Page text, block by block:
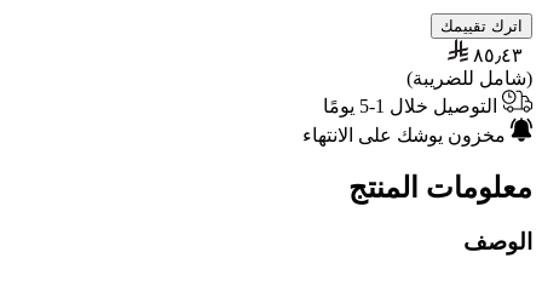
اترك تقييمك
٨٥٫٤٣
(شامل للضريبة)
التوصيل خلال 1-5 يومًا
مخزون يوشك على الانتهاء
معلومات المنتج
الوصف